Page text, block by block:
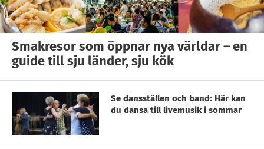
Smakresor som öppnar nya världar – en
guide till sju länder, sju kök
Se dansställen och band: Här kan
du dansa till livemusik i sommar